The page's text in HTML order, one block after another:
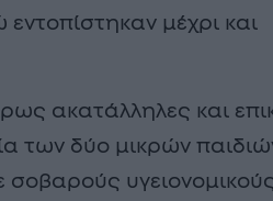
μέχρι και
ακατάλληλες και
των δύο μικρών
σοβαρούς